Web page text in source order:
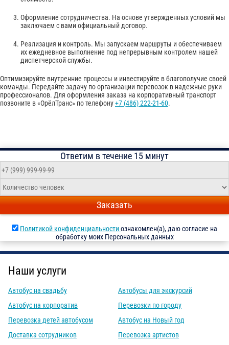
Оформление сотрудничества. На основе утвержденных условий мы
заключаем с вами официальный договор.
Реализация и контроль. Мы запускаем маршруты и обеспечиваем
их ежедневное выполнение под непрерывным контролем нашей
диспетчерской службы.
Оптимизируйте внутренние процессы и инвестируйте в благополучие своей
команды. Передайте задачу по организации перевозок в надежные руки
профессионалов. Для оформления заказа на корпоративный транспорт
позвоните в «ОрёлТранс» по телефону+7 (486) 222-21-60.
Ответим в течение 15 минут
Заказать
Политикой конфиденциальностиознакомлен(а), даю согласие на
обработку моих Персональных данных
Наши услуги
Автобус на свадьбу
Автобус на корпоратив
Перевозка детей автобусом
Доставка сотрудников
Автобусы для экскурсий
Перевозки по городу
Автобус на Новый год
Перевозка артистов